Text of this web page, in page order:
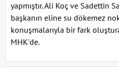
yapmıştır. Ali Koç ve Sadettin
başkanın eline su dökemez
konuşmalarıyla bir fark
MHK'de.